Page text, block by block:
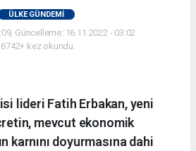
ÜLKE GÜNDEMI
Güncelleme: 16.11.2022 - 03:02
6742+ kez okundu.
lideri Fatih Erbakan, yeni
mevcut ekonomik
karnını doyurmasına dahi